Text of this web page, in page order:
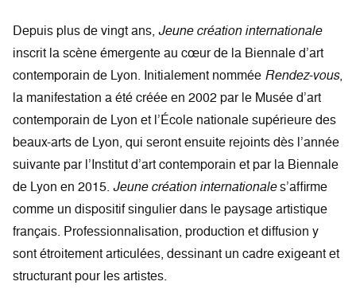
Depuis plus de vingt ans, Jeune création internationale
inscrit la scène émergente au cœur de la Biennale d’art
contemporain de Lyon. Initialement nommée Rendez-vous,
la manifestation a été créée en 2002 par le Musée d’art
contemporain de Lyon et l’École nationale supérieure des
beaux-arts de Lyon, qui seront ensuite rejoints dès l’année
suivante par l’Institut d’art contemporain et par la Biennale
de Lyon en 2015. Jeune création internationales’affirme
comme un dispositif singulier dans le paysage artistique
français. Professionnalisation, production et diffusion y
sont étroitement articulées, dessinant un cadre exigeant et
structurant pour les artistes.